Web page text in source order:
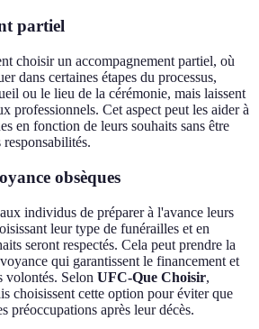
partiel
choisir un accompagnement partiel, où
dans certaines étapes du processus,
ou le lieu de la cérémonie, mais laissent
professionnels. Cet aspect peut les aider à
en fonction de leurs souhaits sans être
responsabilités.
obsèques
individus de préparer à l'avance leurs
leur type de funérailles et en
seront respectés. Cela peut prendre la
qui garantissent le financement et
volontés. Selon UFC-Que Choisir,
choisissent cette option pour éviter que
préoccupations après leur décès.